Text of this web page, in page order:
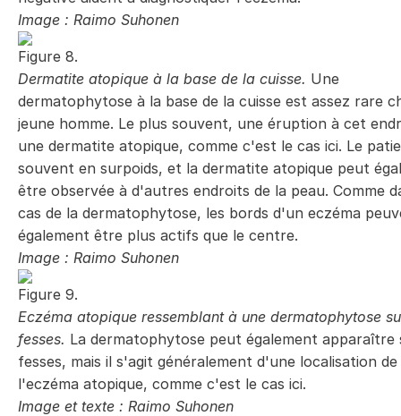
Image : Raimo Suhonen
Figure 8.
Dermatite atopique à la base de la cuisse. Une
dermatophytose à la base de la cuisse est assez rare
jeune homme. Le plus souvent, une éruption à cet
une dermatite atopique, comme c'est le cas ici. Le
souvent en surpoids, et la dermatite atopique peut
être observée à d'autres endroits de la peau. Comme
cas de la dermatophytose, les bords d'un eczéma
également être plus actifs que le centre.
Image : Raimo Suhonen
Figure 9.
Eczéma atopique ressemblant à une dermatophytose
fesses. La dermatophytose peut également apparaître
fesses, mais il s'agit généralement d'une localisation de
l'eczéma atopique, comme c'est le cas ici.
Image et texte : Raimo Suhonen